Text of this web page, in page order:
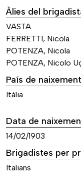
Àlies del
VASTA
FERRETTI, Nicola
POTENZA, Nicola
POTENZA, Nicolo
País de
Itàlia
Data de
14/02/1903
Brigadistes per
Italians